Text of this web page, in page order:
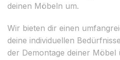
deinen Möbeln um.
Wir bieten dir einen
deine individuellen
der Demontage deiner